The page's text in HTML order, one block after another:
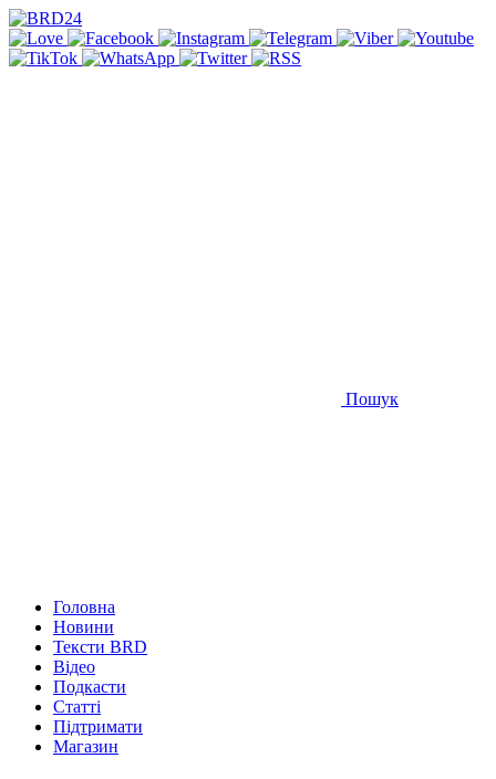
Пошук
Головна
Новини
Тексти BRD
Відео
Подкасти
Статті
Підтримати
Магазин